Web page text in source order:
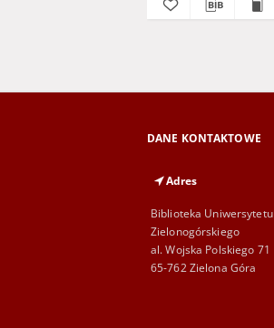
DANE KONTAKTOWE
Adres
Biblioteka Uniwersytetu
Zielonogórskiego
al. Wojska Polskiego 71
65-762 Zielona Góra